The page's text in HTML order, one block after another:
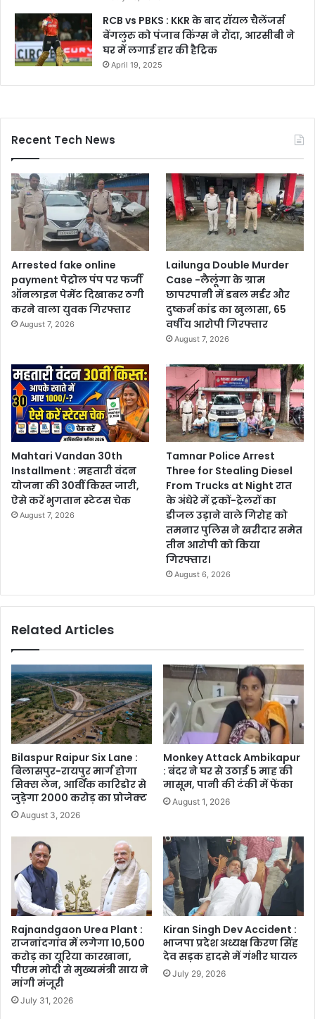
RCB vs PBKS : KKR के बाद रॉयल चैलेंजर्स
बेंगलुरु को पंजाब किंग्स ने रौंदा, आरसीबी ने
घर में लगाई हार की हैट्रिक
April 19, 2025
Recent Tech News
Arrested fake online
payment पेट्रोल पंप पर फर्जी
ऑनलाइन पेमेंट दिखाकर ठगी
करने वाला युवक गिरफ्तार
August 7, 2026
Lailunga Double Murder
Case -लैलूंगा के ग्राम
छापरपानी में डबल मर्डर और
दुष्कर्म कांड का खुलासा, 65
वर्षीय आरोपी गिरफ्तार
August 7, 2026
Mahtari Vandan 30th
Installment : महतारी वंदन
योजना की 30वीं किस्त जारी,
ऐसे करें भुगतान स्टेटस चेक
August 7, 2026
Tamnar Police Arrest
Three for Stealing Diesel
From Trucks at Night रात
के अंधेरे में ट्रकों-ट्रेलरों का
डीजल उड़ाने वाले गिरोह को
तमनार पुलिस ने खरीदार समेत
तीन आरोपी को किया
गिरफ्तार।
August 6, 2026
Related Articles
Bilaspur Raipur Six Lane :
बिलासपुर-रायपुर मार्ग होगा
सिक्स लेन, आर्थिक कारिडोर से
जुड़ेगा 2000 करोड़ का प्रोजेक्ट
August 3, 2026
Monkey Attack Ambikapur
: बंदर ने घर से उठाई 5 माह की
मासूम, पानी की टंकी में फेंका
August 1, 2026
Rajnandgaon Urea Plant :
राजनांदगांव में लगेगा 10,500
करोड़ का यूरिया कारखाना,
पीएम मोदी से मुख्यमंत्री साय ने
मांगी मंजूरी
July 31, 2026
Kiran Singh Dev Accident :
भाजपा प्रदेश अध्यक्ष किरण सिंह
देव सड़क हादसे में गंभीर घायल
July 29, 2026